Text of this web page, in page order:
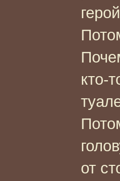
кто-
от